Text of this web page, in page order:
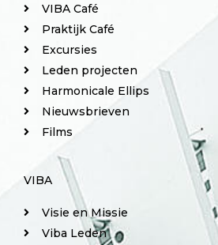
VIBA Café
Praktijk Café
Excursies
Leden projecten
Harmonicale Ellips
Nieuwsbrieven
Films
VIBA
Visie en Missie
Viba Leden